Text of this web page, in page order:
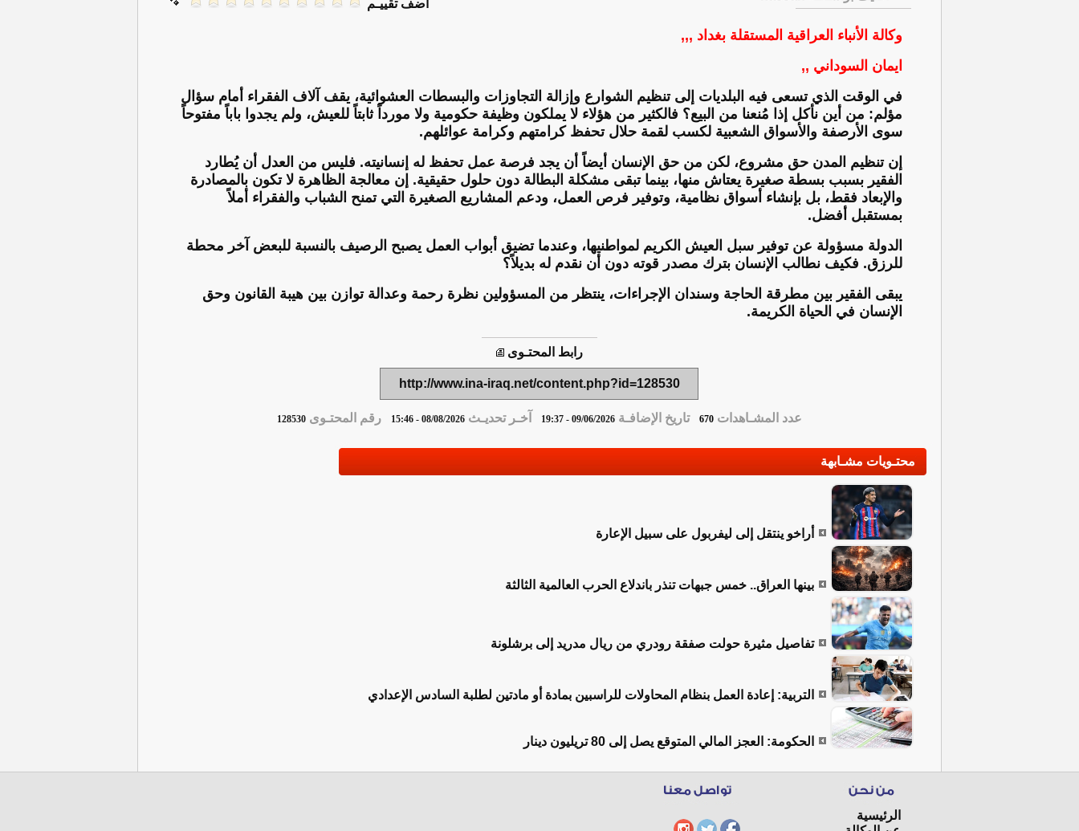
أضف تقييـم
وكالة الأنباء العراقية المستقلة بغداد ,,,
ايمان السوداني ,,
في الوقت الذي تسعى فيه البلديات إلى تنظيم الشوارع وإزالة التجاوزات والبسطات العشوائية، يقف آلاف الفقراء أمام سؤال
مؤلم: من أين نأكل إذا مُنعنا من البيع؟ فالكثير من هؤلاء لا يملكون وظيفة حكومية ولا مورداً ثابتاً للعيش، ولم يجدوا باباً مفتوحاً
سوى الأرصفة والأسواق الشعبية لكسب لقمة حلال تحفظ كرامتهم وكرامة عوائلهم.
إن تنظيم المدن حق مشروع، لكن من حق الإنسان أيضاً أن يجد فرصة عمل تحفظ له إنسانيته. فليس من العدل أن يُطارد
الفقير بسبب بسطة صغيرة يعتاش منها، بينما تبقى مشكلة البطالة دون حلول حقيقية. إن معالجة الظاهرة لا تكون بالمصادرة
والإبعاد فقط، بل بإنشاء أسواق نظامية، وتوفير فرص العمل، ودعم المشاريع الصغيرة التي تمنح الشباب والفقراء أملاً
بمستقبل أفضل.
الدولة مسؤولة عن توفير سبل العيش الكريم لمواطنيها، وعندما تضيق أبواب العمل يصبح الرصيف بالنسبة للبعض آخر محطة
للرزق. فكيف نطالب الإنسان بترك مصدر قوته دون أن نقدم له بديلاً؟
يبقى الفقير بين مطرقة الحاجة وسندان الإجراءات، ينتظر من المسؤولين نظرة رحمة وعدالة توازن بين هيبة القانون وحق
الإنسان في الحياة الكريمة.
رابط المحتـوى
http://www.ina-iraq.net/content.php?id=128530
عدد المشـاهدات670 تاريخ الإضافـة09/06/2026 - 19:37 آخـر تحديـث08/08/2026 - 15:46 رقم المحتـوى128530
محتـويات مشـابهة
أراخو ينتقل إلى ليفربول على سبيل الإعارة
بينها العراق.. خمس جبهات تنذر باندلاع الحرب العالمية الثالثة
تفاصيل مثيرة حولت صفقة رودري من ريال مدريد إلى برشلونة
التربية: إعادة العمل بنظام المحاولات للراسبين بمادة أو مادتين لطلبة السادس الإعدادي
الحكومة: العجز المالي المتوقع يصل إلى 80 تريليون دينار
الرئيسية